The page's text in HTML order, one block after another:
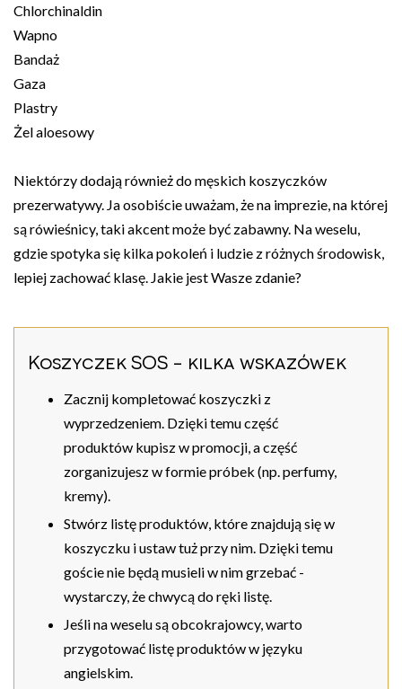
Chlorchinaldin
Wapno
Bandaż
Gaza
Plastry
Żel aloesowy
Niektórzy dodają również do męskich koszyczków
prezerwatywy. Ja osobiście uważam, że na imprezie, na której
są rówieśnicy, taki akcent może być zabawny. Na weselu,
gdzie spotyka się kilka pokoleń i ludzie z różnych środowisk,
lepiej zachować klasę. Jakie jest Wasze zdanie?
Koszyczek SOS - kilka wskazówek
Zacznij kompletować koszyczki z
wyprzedzeniem. Dzięki temu część
produktów kupisz w promocji, a część
zorganizujesz w formie próbek (np. perfumy,
kremy).
Stwórz listę produktów, które znajdują się w
koszyczku i ustaw tuż przy nim. Dzięki temu
goście nie będą musieli w nim grzebać -
wystarczy, że chwycą do ręki listę.
Jeśli na weselu są obcokrajowcy, warto
przygotować listę produktów w języku
angielskim.